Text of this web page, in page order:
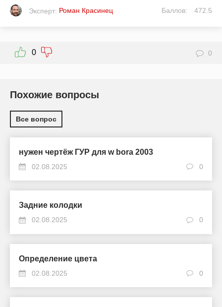
Эксперт: Роман Красинец Баллов: 472.5
0 0
Похожие вопросы
Все вопрос
нужен чертёж ГУР для w bora 2003
02.08.2025 0
Задние колодки
02.08.2025 0
Определение цвета
02.08.2025 0